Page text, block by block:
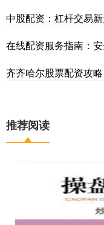
中股配资：杠杆交易
在线配资服务指南：
齐齐哈尔股票配资攻
推荐阅读